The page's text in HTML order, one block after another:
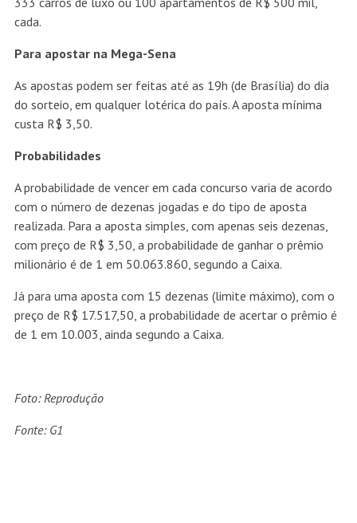
cada.
Para apostar na Mega-Sena
As apostas podem ser feitas até as 19h (de Brasília) do dia
do sorteio, em qualquer lotérica do país. A aposta mínima
custa R$ 3,50.
Probabilidades
A probabilidade de vencer em cada concurso varia de acordo
com o número de dezenas jogadas e do tipo de aposta
realizada. Para a aposta simples, com apenas seis dezenas,
com preço de R$ 3,50, a probabilidade de ganhar o prêmio
milionário é de 1 em 50.063.860, segundo a Caixa.
Já para uma aposta com 15 dezenas (limite máximo), com o
preço de R$ 17.517,50, a probabilidade de acertar o prêmio é
de 1 em 10.003, ainda segundo a Caixa.
Foto: Reprodução
Fonte: G1